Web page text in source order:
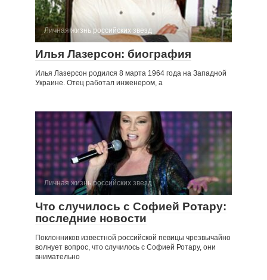
Личная жизнь российских звезд
Илья Лазерсон: биография
Илья Лазерсон родился 8 марта 1964 года на Западной
Украине. Отец работал инженером, а
Личная жизнь российских звезд
Что случилось с Софией Ротару:
последние новости
Поклонников известной российской певицы чрезвычайно
волнует вопрос, что случилось с Софией Ротару, они
внимательно